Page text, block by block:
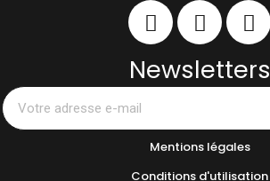
Newsletters
Mentions légales
Conditions d'utilisation